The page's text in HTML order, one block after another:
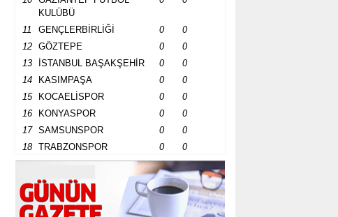
KULÜBÜ
11 GENÇLERBİRLİĞİ 0
0
12
GÖZTEPE 0
0
13
İSTANBUL BAŞAKŞEHİR 0
0
14
KASIMPAŞA 0
0
15
KOCAELİSPOR 0
0
16
KONYASPOR 0
0
17
SAMSUNSPOR 0
0
18
TRABZONSPOR 0 0